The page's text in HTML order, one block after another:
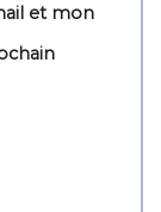
et mon